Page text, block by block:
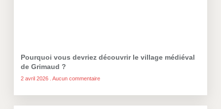
Pourquoi vous devriez découvrir le village médiéval
de Grimaud ?
2 avril 2026 Aucun commentaire